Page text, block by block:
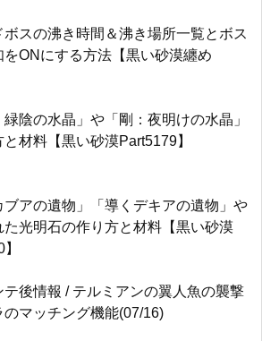
ボスの沸き時間＆沸き場所一覧とボス
をONにする方法【黒い砂漠纏め
緑陰の水晶」や「剛：夜明けの水晶」
材料【黒い砂漠Part5179】
ブアの遺物」「導くデキアの遺物」や
た光明石の作り方と材料【黒い砂漠
テ後情報 / テルミアンの翼人魚の襲撃
のマッチング機能(07/16)